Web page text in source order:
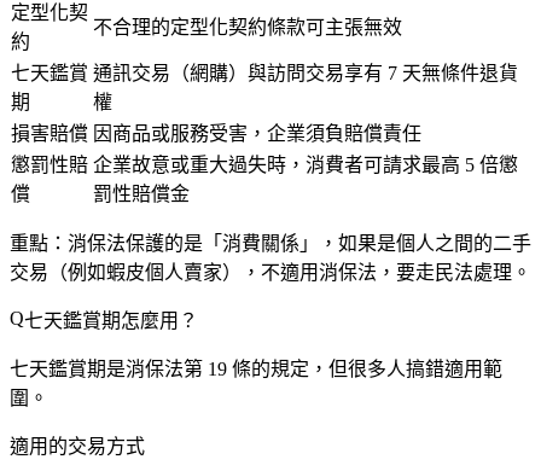
定型化契
約
不合理的定型化契約條款可主張無效
七天鑑賞
期
通訊交易（網購）與訪問交易享有 7 天無條件退貨
權
損害賠償 因商品或服務受害，企業須負賠償責任
懲罰性賠
償
企業故意或重大過失時，消費者可請求最高 5 倍懲
罰性賠償金
重點：消保法保護的是「消費關係」，如果是個人之間的二手
交易（例如蝦皮個人賣家），不適用消保法，要走民法處理。
七天鑑賞期怎麼用？
七天鑑賞期是消保法第 19 條的規定，但很多人搞錯適用範
圍。
適用的交易方式